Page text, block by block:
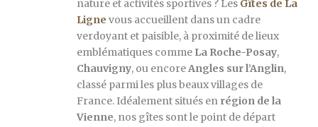
nature et activités sportives ? Les Gîtes de La
Ligne vous accueillent dans un cadre
verdoyant et paisible, à proximité de lieux
emblématiques comme La Roche-Posay,
Chauvigny, ou encoreAngles sur l’Anglin,
classé parmi les plus beaux villages de
France. Idéalement situés en région de la
Vienne, nos gîtes sont le point de départ